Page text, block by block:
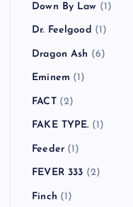
Down By Law (1)
Dr. Feelgood (1)
Dragon Ash (6)
Eminem (1)
FACT(2)
FAKE TYPE. (1)
Feeder(1)
FEVER 333 (2)
Finch (1)